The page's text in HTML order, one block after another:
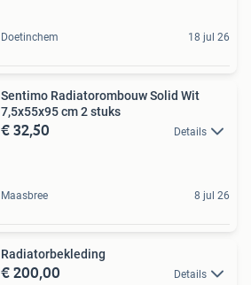
Doetinchem 18 jul 26
Sentimo Radiatorombouw Solid Wit
7,5x55x95 cm 2 stuks
€ 32,50 Details
Maasbree 8 jul 26
Radiatorbekleding
€ 200,00 Details